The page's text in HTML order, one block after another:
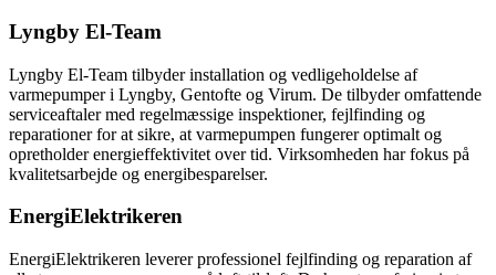
Lyngby El-Team
Lyngby El-Team tilbyder installation og vedligeholdelse af
varmepumper i Lyngby, Gentofte og Virum. De tilbyder omfattende
serviceaftaler med regelmæssige inspektioner, fejlfinding og
reparationer for at sikre, at varmepumpen fungerer optimalt og
opretholder energieffektivitet over tid. Virksomheden har fokus på
kvalitetsarbejde og energibesparelser.
EnergiElektrikeren
EnergiElektrikeren leverer professionel fejlfinding og reparation af